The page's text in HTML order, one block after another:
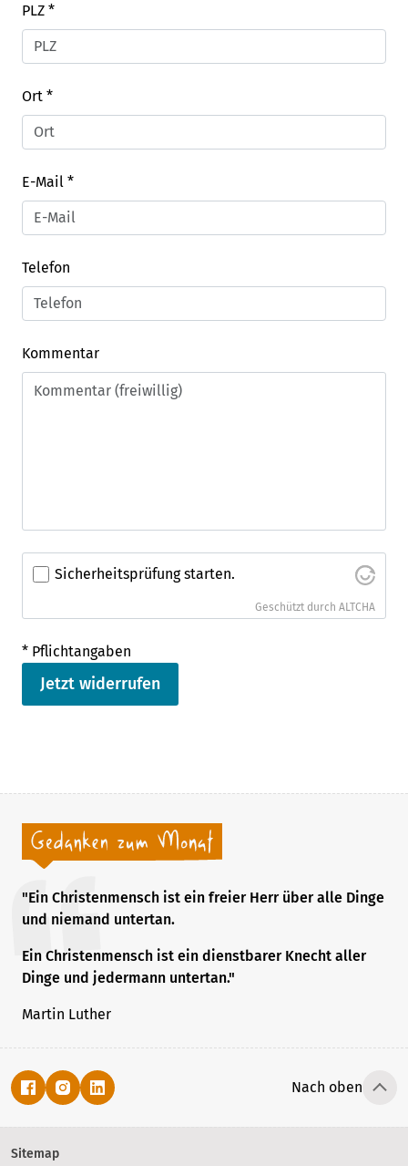
PLZ *
Ort *
E-Mail *
Telefon
Kommentar
Sicherheitsprüfung starten.
Geschützt durch ALTCHA
* Pflichtangaben
Jetzt widerrufen
"Ein Christenmensch ist ein freier Herr über alle Dinge
und niemand untertan.
Ein Christenmensch ist ein dienstbarer Knecht aller
Dinge und jedermann untertan."
Martin Luther
Nach oben
Sitemap